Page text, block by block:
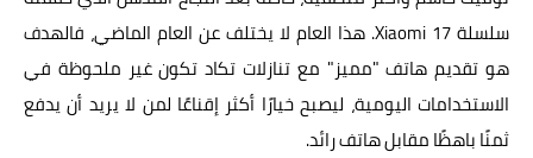
سلسلة Xiaomi 17. هذا العام لا يختلف عن العام الماضي، فالهدف
هو تقديم هاتف "مميز" مع تنازلات تكاد تكون غير ملحوظة في
الاستخدامات اليومية، ليصبح خيارًا أكثر إقناعًا لمن لا يريد أن يدفع
ثمنًا باهظًا مقابل هاتف رائد.